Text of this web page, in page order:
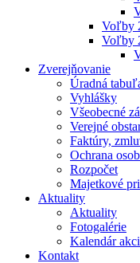
Voľby
Voľby
Zverejňovanie
Úradná
Vyhlášky
Všeobecné
Verejné
Faktúry,
Ochrana
Rozpočet
Majetkové
Aktuality
Aktuality
Fotogalérie
Kalendár
Kontakt